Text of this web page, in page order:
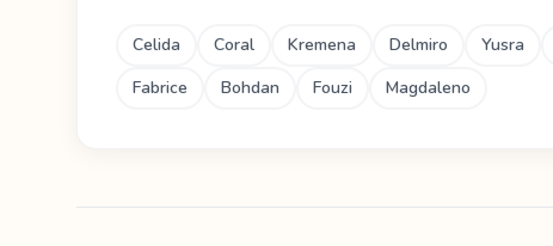
Celida Coral Kremena Delmiro Yusra
Fabrice
Bohdan Fouzi Magdaleno